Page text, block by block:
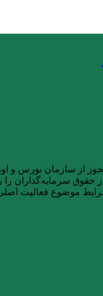
سرمایه‌گذاران را
موضوع فعالیت